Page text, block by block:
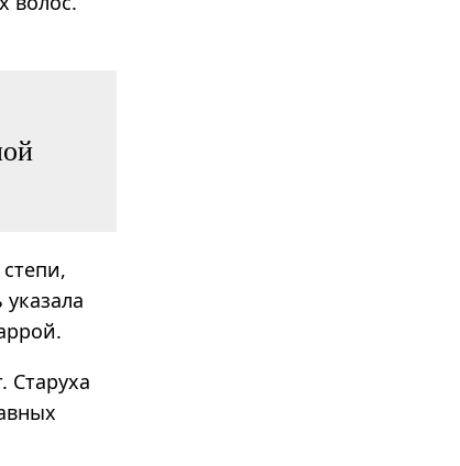
Старуха